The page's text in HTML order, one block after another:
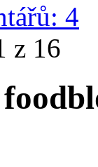
4
z 16